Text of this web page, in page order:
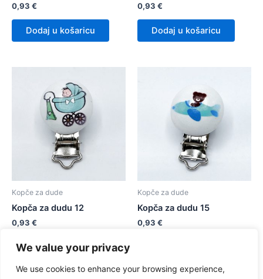
We value your privacy
We use cookies to enhance your browsing experience,
0,93 €
Dodaj u košaricu
0,93 €
Dodaj u košaricu
Kopče za dude
Kopča za dudu 12
0,93 €
Dodaj u košaricu
Kopče za dude
Kopča za dudu 15
0,93 €